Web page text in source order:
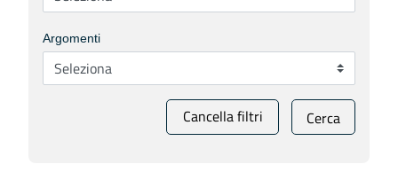
Argomenti
Cancella filtri Cerca